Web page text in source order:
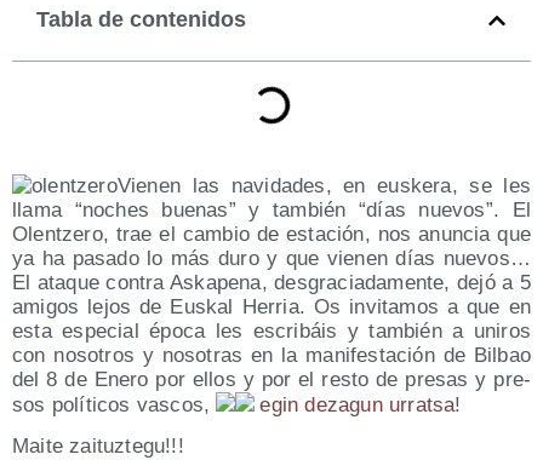
Tabla de contenidos
Vie­nen las navi­da­des, en eus­ke­ra, se les
lla­ma “noches bue­nas” y tam­bién “días nue­vos”. El
Olen­tze­ro, trae el cam­bio de esta­ción, nos anun­cia que
ya ha pasa­do lo más duro y que vie­nen días nue­vos…
El ata­que con­tra Aska­pe­na, des­gra­cia­da­men­te, dejó a 5
ami­gos lejos de Eus­kal Herria. Os invi­ta­mos a que en
esta espe­cial épo­ca les escri­báis y tam­bién a uni­ros
con noso­tros y noso­tras en la mani­fes­ta­ción de Bil­bao
del 8 de Enero por ellos y por el res­to de pre­sas y pre­
sos polí­ti­cos vas­cos,
egin deza­gun urrat­sa!
Mai­te zaituztegu!!!